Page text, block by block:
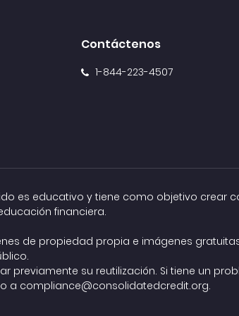
Contáctenos
1-844-223-4507
es educativo y tiene como objetivo crear
financiera.
de propiedad propia e imágenes
su reutilización. Si tiene un
a compliance@consolidatedcredit.org.